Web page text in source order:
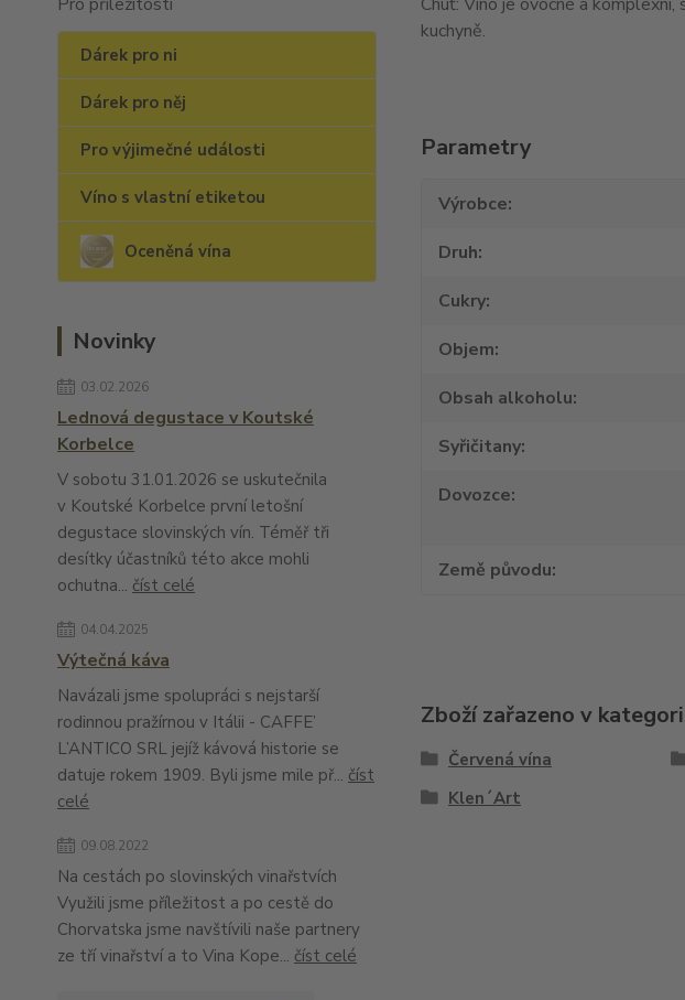
Dárek pro ni
Dárek pro něj
Pro výjimečné události
Víno s vlastní etiketou
Oceněná vína
Novinky
03.02.2026
Lednová degustace v Koutské
Korbelce
V sobotu 31.01.2026 se uskutečnila
v Koutské Korbelce první letošní
degustace slovinských vín. Téměř tři
desítky účastníků této akce mohli
ochutna... číst celé
04.04.2025
Výtečná káva
Navázali jsme spolupráci s nejstarší
rodinnou pražírnou v Itálii - CAFFE’
L’ANTICO SRL jejíž kávová historie se
datuje rokem 1909. Byli jsme mile př... číst
celé
09.08.2022
Na cestách po slovinských vinařstvích
Využili jsme příležitost a po cestě do
Chorvatska jsme navštívili naše partnery
ze tří vinařství a to Vina Kope... číst celé
kuchyně.
Parametry
Výrobce
Druh
Cukry
Objem
Obsah alkoholu
Syřičitany
Dovozce
Země původu
Zboží zařazeno v
Červená vína
Klen´Art